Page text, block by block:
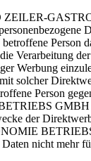
ZEILER-
Person
Verarbeitung
Werbung
solcher
Person
der
Daten nicht mehr